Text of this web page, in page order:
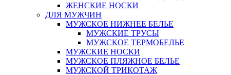
ЖЕНСКИЕ НОСКИ
ДЛЯ МУЖЧИН
МУЖСКОЕ НИЖНЕЕ БЕЛЬЕ
МУЖСКИЕ ТРУСЫ
МУЖСКОЕ ТЕРМОБЕЛЬЕ
МУЖСКИЕ НОСКИ
МУЖСКОЕ ПЛЯЖНОЕ БЕЛЬЕ
МУЖСКОЙ ТРИКОТАЖ